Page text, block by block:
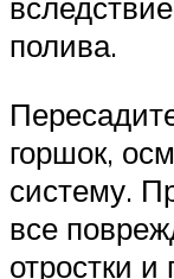
полива.
горшок,
систему.
все
отростки